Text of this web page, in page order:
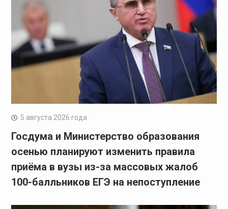
5 августа 2026 года
Госдума и Министерство образования
осенью планируют изменить правила
приёма в вузы из-за массовых жалоб
100-балльников ЕГЭ на непоступление